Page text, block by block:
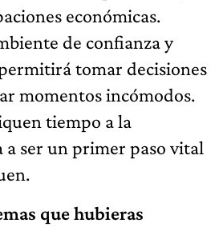
económicas.
de confianza y
tomar decisiones
momentos incómodos.
tiempo a la
a ser un primer paso vital
que hubieras